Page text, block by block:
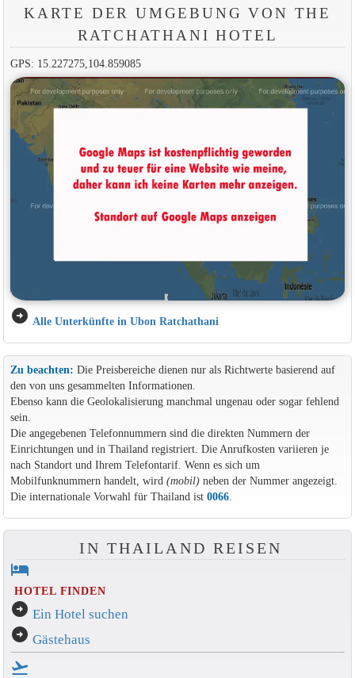
KARTE DER UMGEBUNG VON THE
RATCHATHANI HOTEL
GPS: 15.227275,104.859085
arrow_circle_right Alle Unterkünfte in Ubon Ratchathani
Zu beachten: Die Preisbereiche dienen nur als Richtwerte basierend auf
den von uns gesammelten Informationen.
Ebenso kann die Geolokalisierung manchmal ungenau oder sogar fehlend
sein.
Die angegebenen Telefonnummern sind die direkten Nummern der
Einrichtungen und in Thailand registriert. Die Anrufkosten variieren je
nach Standort und Ihrem Telefontarif. Wenn es sich um
Mobilfunknummern handelt, wird (mobil)neben der Nummer angezeigt.
Die internationale Vorwahl für Thailand ist 0066.
IN THAILAND REISEN
hotel
HOTEL FINDEN
arrow_circle_right Ein Hotel suchen
arrow_circle_right Gästehaus
flight_takeoff